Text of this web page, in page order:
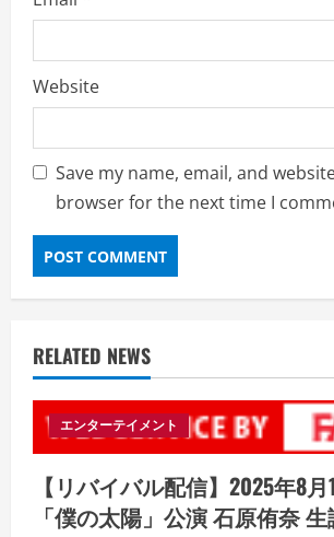
Website
Save my name, email, and
browser for the next time I
RELATED NEWS
エンターテイメント
【リバイバル配信】2025年8月
「僕の太陽」公演 石原侑奈